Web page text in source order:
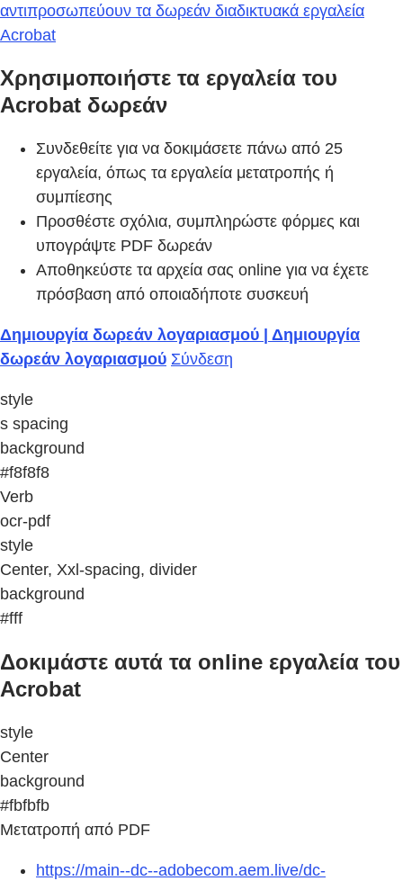
αντιπροσωπεύουν τα δωρεάν διαδικτυακά εργαλεία
Acrobat
Χρησιμοποιήστε τα εργαλεία του
Acrobat δωρεάν
Συνδεθείτε για να δοκιμάσετε πάνω από 25
εργαλεία, όπως τα εργαλεία μετατροπής ή
συμπίεσης
Προσθέστε σχόλια, συμπληρώστε φόρμες και
υπογράψτε PDF δωρεάν
Αποθηκεύστε τα αρχεία σας online για να έχετε
πρόσβαση από οποιαδήποτε συσκευή
Δημιουργία δωρεάν λογαριασμού | Δημιουργία
δωρεάν λογαριασμού Σύνδεση
style
s spacing
background
#f8f8f8
Verb
ocr-pdf
style
Center, Xxl-spacing, divider
background
#fff
Δοκιμάστε αυτά τα online εργαλεία του
Acrobat
style
Center
background
#fbfbfb
Μετατροπή από PDF
https://main--dc--adobecom.aem.live/dc-